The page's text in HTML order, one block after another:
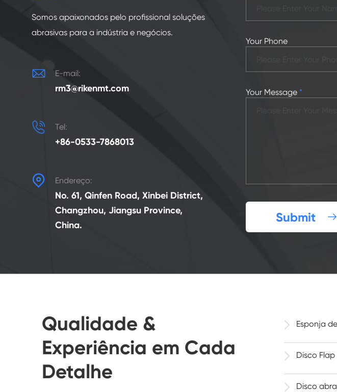
Somos apaixonados pelo profissional soluções
abrasivas para a indústria e negócios.
 E-mail:
rm3@rikenmt.com
 Tel:
+86-0533-7868013
 Endereço:
No. 61, Qinfen Road, Xinbei District,
Changzhou, Jiangsu Province,
China.
Your Phone
Your Message *
Submit 
Qualidade &
Experiência em Cada
Detalhe
Esponja
Disco Flap
Disco